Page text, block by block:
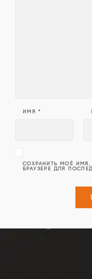
ИМЯ *
СОХРАНИТЬ МОЁ ИМЯ,
БРАУЗЕРЕ ДЛЯ